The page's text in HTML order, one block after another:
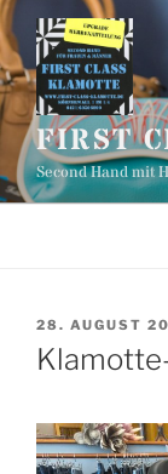
Zum
Inhalt
springen
FIRST
Second Hand mit
AM
28. AUGUST